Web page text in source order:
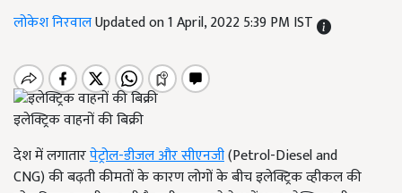
लोकेश निरवालUpdated on 1 April, 2022 5:39 PM IST
इलेक्ट्रिक वाहनों की बिक्री
देश में लगातारपेट्रोल-डीजल और सीएनजी(Petrol-Diesel and
CNG) की बढ़ती कीमतों के कारण लोगों के बीच इलेक्ट्रिक व्हीकल की